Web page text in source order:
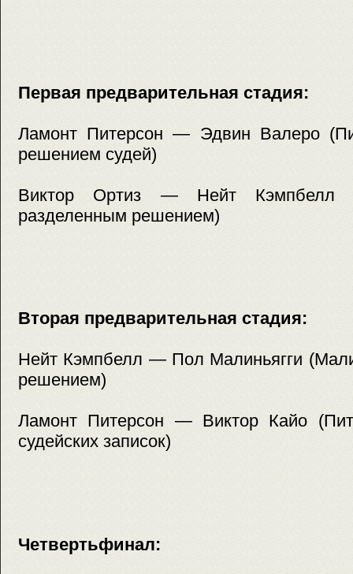
Первая предварительная стадия:
Ламонт Питерсон — Эдвин Валеро
решением судей)
Виктор Ортиз — Нейт Кэмпбелл
разделенным решением)
Вторая предварительная стадия:
Нейт Кэмпбелл — Пол Малиньягги
решением)
Ламонт Питерсон — Виктор Кайо
судейских записок)
Четвертьфинал: